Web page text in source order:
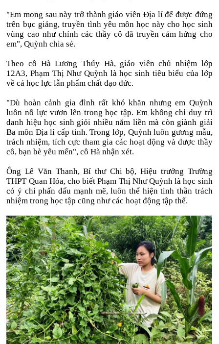
"Em mong sau này trở thành giáo viên Địa lí để được đứng
trên bục giảng, truyền tình yêu môn học này cho học sinh
vùng cao như chính các thầy cô đã truyền cảm hứng cho
em", Quỳnh chia sẻ.
Theo cô Hà Lương Thúy Hà, giáo viên chủ nhiệm lớp
12A3, Phạm Thị Như Quỳnh là học sinh tiêu biểu của lớp
về cả học lực lẫn phẩm chất đạo đức.
"Dù hoàn cảnh gia đình rất khó khăn nhưng em Quỳnh
luôn nỗ lực vươn lên trong học tập. Em không chỉ duy trì
danh hiệu học sinh giỏi nhiều năm liền mà còn giành giải
Ba môn Địa lí cấp tỉnh. Trong lớp, Quỳnh luôn gương mẫu,
trách nhiệm, tích cực tham gia các hoạt động và được thầy
cô, bạn bè yêu mến", cô Hà nhận xét.
Ông Lê Văn Thanh, Bí thư Chi bộ, Hiệu trưởng Trường
THPT Quan Hóa, cho biết Phạm Thị Như Quỳnh là học sinh
có ý chí phấn đấu mạnh mẽ, luôn thể hiện tinh thần trách
nhiệm trong học tập cũng như các hoạt động tập thể.